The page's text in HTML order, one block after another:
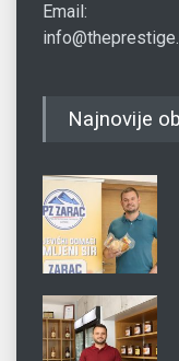
Email:
Najnovije